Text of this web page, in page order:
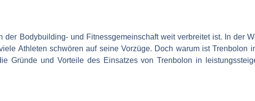
Bodybuilding- und Fitnessgemeinschaft weit verbreitet ist. In der
Athleten schwören auf seine Vorzüge. Doch warum ist Trenbolon
Gründe und Vorteile des Einsatzes von Trenbolon in